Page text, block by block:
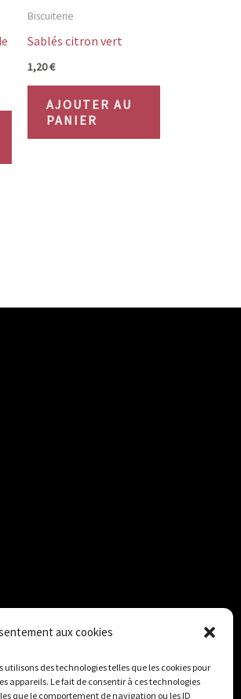
aux cookies
utilisons des technologies telles que les cookies pour
appareils. Le fait de consentir à ces technologies
que le comportement de navigation ou les ID
Biscuiterie
Sablés citron vert
1,20€
AJOUTER AU
PANIER